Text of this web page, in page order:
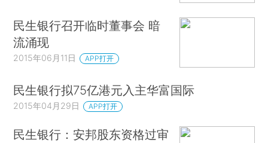
民生银行召开临时董事会 暗
流涌现
2015年06月11日 APP打开
民生银行拟75亿港元入主华富国际
2015年04月29日 APP打开
民生银行：安邦股东资格过审